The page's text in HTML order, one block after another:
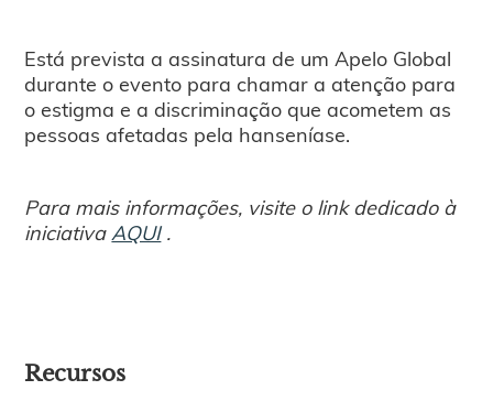
Está prevista a assinatura de um Apelo Global
durante o evento para chamar a atenção para
o estigma e a discriminação que acometem as
pessoas afetadas pela hanseníase.
Para mais informações, visite o link dedicado à
iniciativaAQUI.
Recursos